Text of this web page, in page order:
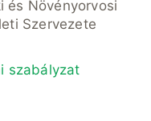
és Növényorvosi
Szervezete
szabályzat